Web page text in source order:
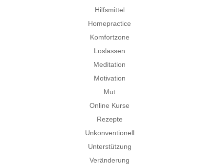
Hilfsmittel
Homepractice
Komfortzone
Loslassen
Meditation
Motivation
Mut
Online Kurse
Rezepte
Unkonventionell
Unterstützung
Veränderung